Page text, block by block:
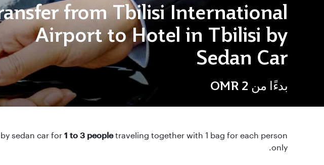
from Tbilisi International
Airport to Hotel in Tbilisi by
Sedan Car
بدءًا منOMR 2
sedan car for 1 to 3 peopletraveling together with 1 bag for each person
only.